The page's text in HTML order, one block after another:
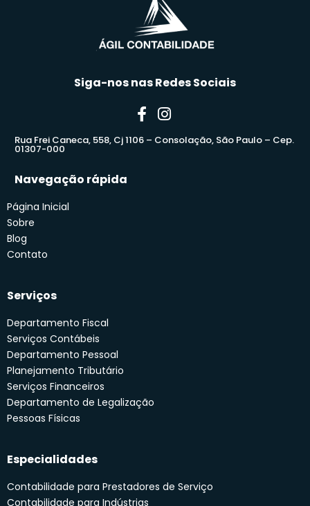
Siga-nos nas Redes Sociais
Rua Frei Caneca, 558, Cj 1106 – Consolação, São Paulo – Cep.
01307-000
Navegação rápida
Página Inicial
Sobre
Blog
Contato
Serviços
Departamento Fiscal
Serviços Contábeis
Departamento Pessoal
Planejamento Tributário
Serviços Financeiros
Departamento de Legalização
Pessoas Físicas
Especialidades
Contabilidade para Prestadores de Serviço
Contabilidade para Indústrias